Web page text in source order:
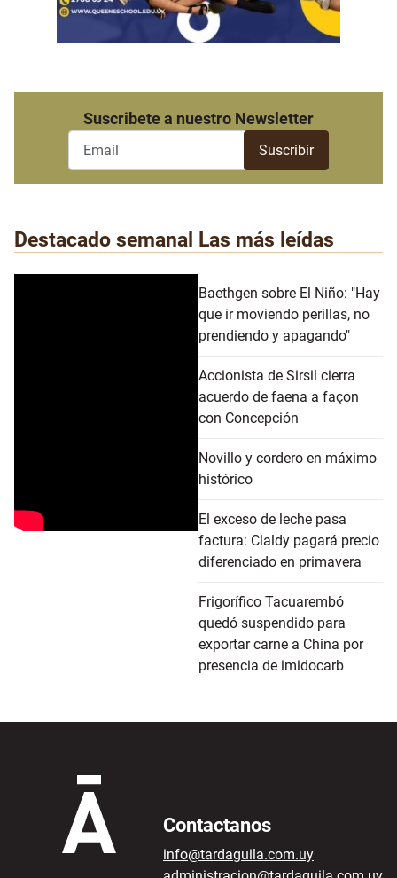
Suscribete a nuestro Newsletter
Destacado semanal Las más leídas
Baethgen sobre El Niño: "Hay
que ir moviendo perillas, no
prendiendo y apagando"
Accionista de Sirsil cierra
acuerdo de faena a façon
con Concepción
Novillo y cordero en máximo
histórico
El exceso de leche pasa
factura: Claldy pagará precio
diferenciado en primavera
Frigorífico Tacuarembó
quedó suspendido para
exportar carne a China por
presencia de imidocarb
Contactanos
info@tardaguila.com.uy